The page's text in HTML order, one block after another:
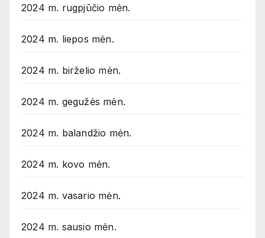
2024 m. rugpjūčio mėn.
2024 m. liepos mėn.
2024 m. birželio mėn.
2024 m. gegužės mėn.
2024 m. balandžio mėn.
2024 m. kovo mėn.
2024 m. vasario mėn.
2024 m. sausio mėn.